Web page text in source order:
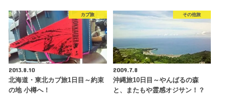
カブ旅
2013.8.10
北海道・東北カブ旅1日目～約束
の地 小樽へ！
その他旅
2009.7.8
沖縄旅10日目～やんばるの森
と、またもや霊感オジサン！？